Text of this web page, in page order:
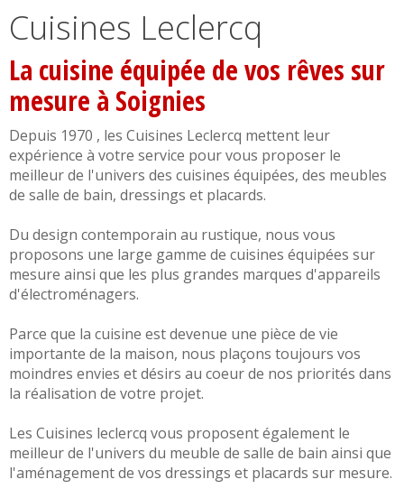
Cuisines Leclercq
La cuisine équipée de vos rêves sur
mesure à Soignies
Depuis 1970 , les Cuisines Leclercq mettent leur
expérience à votre service pour vous proposer le
meilleur de l'univers des cuisines équipées, des meubles
de salle de bain, dressings et placards.
Du design contemporain au rustique, nous vous
proposons une large gamme de cuisines équipées sur
mesure ainsi que les plus grandes marques d'appareils
d'électroménagers.
Parce que la cuisine est devenue une pièce de vie
importante de la maison, nous plaçons toujours vos
moindres envies et désirs au coeur de nos priorités dans
la réalisation de votre projet.
Les Cuisines leclercq vous proposent également le
meilleur de l'univers du meuble de salle de bain ainsi que
l'aménagement de vos dressings et placards sur mesure.